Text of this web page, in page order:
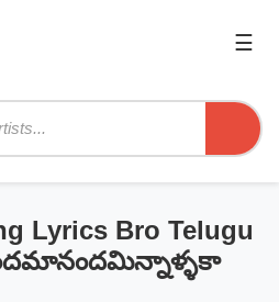
☰
Lyrics Bro Telugu